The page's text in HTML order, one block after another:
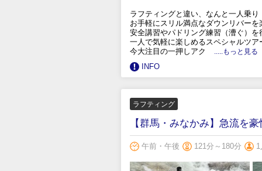
ラフティングと違い、なんと一人乗り
お手軽にスリル満点なダウンリバーを
安全講習やパドリング練習（漕ぐ）を
一人で気軽に楽しめるスペシャルツア
今大注目の一押しアク
.....もっと見る
INFO
ラフティング
【群馬・みなかみ】急流を
午前・午後 121分～180分